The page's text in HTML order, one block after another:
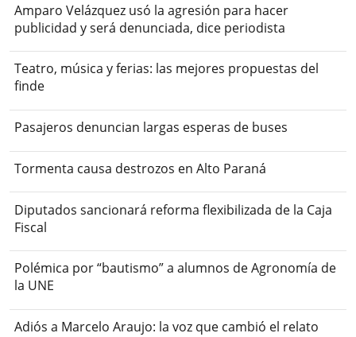
Amparo Velázquez usó la agresión para hacer
publicidad y será denunciada, dice periodista
Teatro, música y ferias: las mejores propuestas del
finde
Pasajeros denuncian largas esperas de buses
Tormenta causa destrozos en Alto Paraná
Diputados sancionará reforma flexibilizada de la Caja
Fiscal
Polémica por “bautismo” a alumnos de Agronomía de
la UNE
Adiós a Marcelo Araujo: la voz que cambió el relato